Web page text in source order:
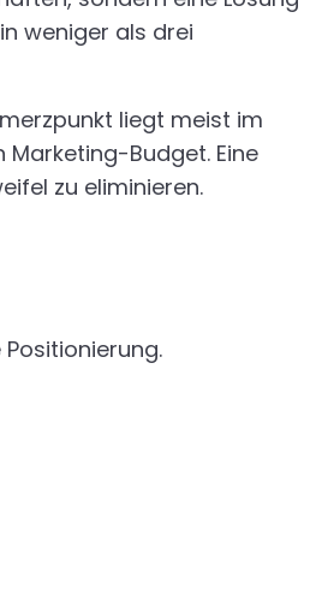
weniger als drei
liegt meist im
Budget. Eine
zu eliminieren.